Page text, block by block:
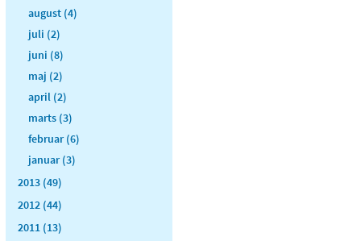
august (4)
juli (2)
juni (8)
maj (2)
april (2)
marts (3)
februar (6)
januar (3)
2013 (49)
2012 (44)
2011 (13)